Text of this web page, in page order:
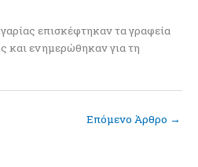
επισκέφτηκαν τα γραφεία
και ενημερώθηκαν για τη
Επόμενο Άρθρο →